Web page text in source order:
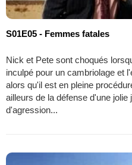
S01E05 - Femmes fatales
Nick et Pete sont choqués
inculpé pour un cambriolage et
alors qu'il est en pleine
ailleurs de la défense d'une
d'agression...